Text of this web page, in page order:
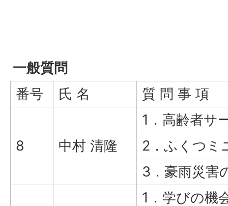
一般質問
番号
氏 名 質 問 事 項
8 中村 清隆
1．高齢者サ
2．ふくつミ
3．豪雨災害
1．学びの機